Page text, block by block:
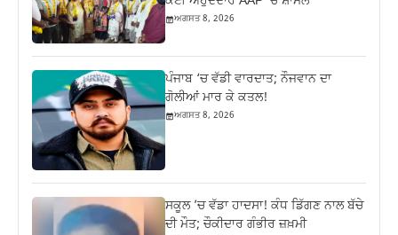
ਅਗਸਤ 8, 2026
ਪੰਜਾਬ ‘ਚ ਵੱਡੀ ਵਾਰਦਾਤ; ਨੌਜਵਾਨ ਦਾ
ਗੋਲੀਆਂ ਮਾਰ ਕੇ ਕਤਲ!
ਅਗਸਤ 8, 2026
ਸਕੂਲ ’ਚ ਵੱਡਾ ਹਾਦਸਾ! ਕੰਧ ਡਿੱਗਣ ਨਾਲ ਬੱਚੇ
ਦੀ ਮੌਤ; ਚੌਕੀਦਾਰ ਗੰਭੀਰ ਜ਼ਖ਼ਮੀ